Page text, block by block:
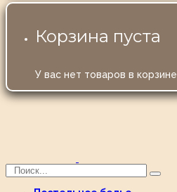
Корзина пуста
У вас нет товаров в корзине